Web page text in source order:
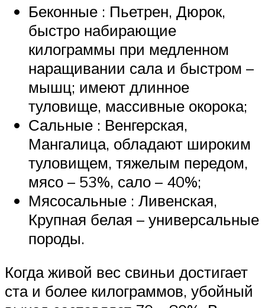
Беконные : Пьетрен, Дюрок,
быстро набирающие
килограммы при медленном
наращивании сала и быстром –
мышц; имеют длинное
туловище, массивные окорока;
Сальные : Венгерская,
Мангалица, обладают широким
туловищем, тяжелым передом,
мясо – 53%, сало – 40%;
Мясосальные : Ливенская,
Крупная белая – универсальные
породы.
Когда живой вес свиньи достигает
ста и более килограммов, убойный